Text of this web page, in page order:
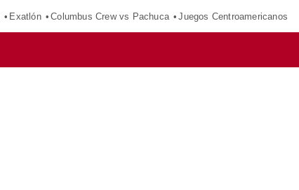
Exatlón Columbus Crew vs Pachuca Juegos Centroamericanos